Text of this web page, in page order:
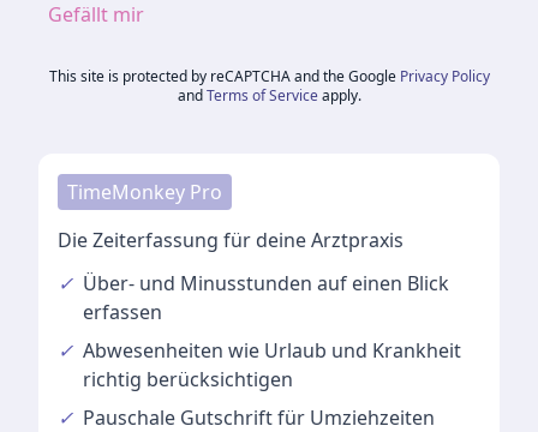
Gefällt mir
This site is protected by reCAPTCHA and the Google Privacy Policy
and Terms of Service apply.
TimeMonkey Pro
Die Zeiterfassung für deine Arztpraxis
✓ Über- und Minusstunden auf einen Blick
erfassen
✓ Abwesenheiten wie Urlaub und Krankheit
richtig berücksichtigen
✓ Pauschale Gutschriftfür Umziehzeiten